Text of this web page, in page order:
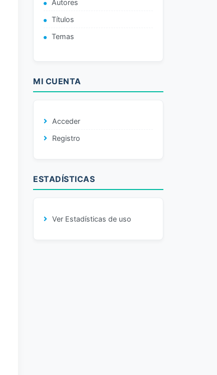
Autores
Títulos
Temas
MI CUENTA
Acceder
Registro
ESTADÍSTICAS
Ver Estadísticas de uso